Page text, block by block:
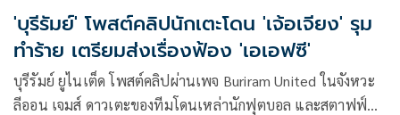
'บุรีรัมย์' โพสต์คลิปนักเตะโดน 'เจ้อเจียง' รุม
ทำร้าย เตรียมส่งเรื่องฟ้อง 'เอเอฟซี'
บุรีรัมย์ ยูไนเต็ด โพสต์คลิปผ่านเพจ Buriram United ในจังหวะ
ลีออน เจมส์ ดาวเตะของทีมโดนเหล่านักฟุตบอล และสตาฟฟ์